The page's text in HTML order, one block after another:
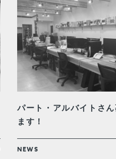
パート・アルバイトさ
ます！
NEWS